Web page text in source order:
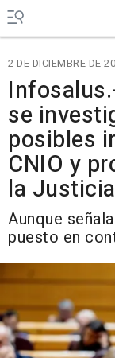
2 DE DICIEMBRE DE
se
posibles
CNIO y
la Justicia
Aunque
puesto en